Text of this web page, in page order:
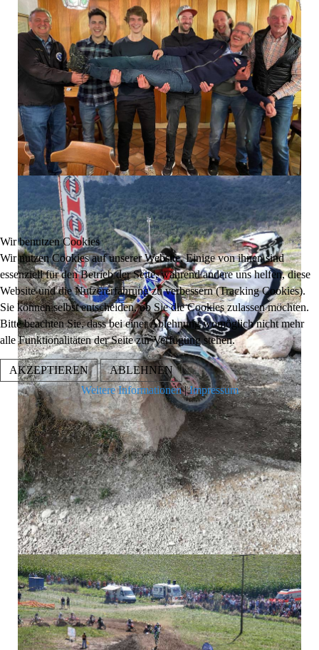
Wir benutzen Cookies
Wir nutzen Cookies auf unserer Website. Einige von ihnen sind
essenziell für den Betrieb der Seite, während andere uns helfen, diese
Website und die Nutzererfahrung zu verbessern (Tracking Cookies).
Sie können selbst entscheiden, ob Sie die Cookies zulassen möchten.
Bitte beachten Sie, dass bei einer Ablehnung womöglich nicht mehr
alle Funktionalitäten der Seite zur Verfügung stehen.
AKZEPTIEREN
ABLEHNEN
Weitere Informationen|Impressum